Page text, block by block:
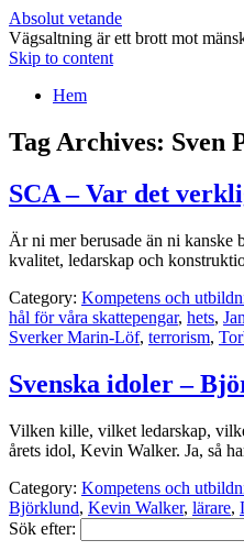
Absolut vetande
Vägsaltning är ett brott mot
Skip to content
Hem
Tag Archives: Sven
SCA – Var det
Är ni mer berusade än ni kanske
kvalitet, ledarskap och
Category: Kompetens och
hål för våra skattepengar, hets,
Sverker Marin-Löf, terrorism,
Svenska idoler –
Vilken kille, vilket ledarskap,
årets idol, Kevin Walker. Ja, så
Category: Kompetens och
Björklund, Kevin Walker, lärare,
Sök efter: